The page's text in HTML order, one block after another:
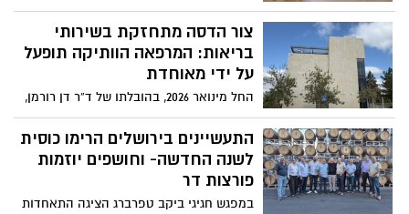
הפרויקט שהחל בשיווק בסוף 2024 מציע 309
דירות למכירה מתוכן נמכרו בתוך פחות משנה
כשליש מהדירות- רושם הצלחה משמעותית
בשוק הירושלמי המאתגר, כאשר חלק ניכר
ויהודים מצפון אמריקה
צור הדסה מתחזקת בשירותי
בריאות: המרפאה הוותיקה תופעל
על ידי מאוחדת
החל מינואר 2026, בהובלתו של ד”ר דן רורמן,
ייהנו חברי הקופה מצוות רפואי מקצועי, רצף
טיפולי מלא ובית מרקחת חדש שיוקם בסמוך
למרפאה
התעשיינים בירושלים הרימו כוסית
לשנה החדשה- וחושפים יוזמות
פורצות דר
במפגש חגיגי ביקב טפרברג הציגה התאחדות